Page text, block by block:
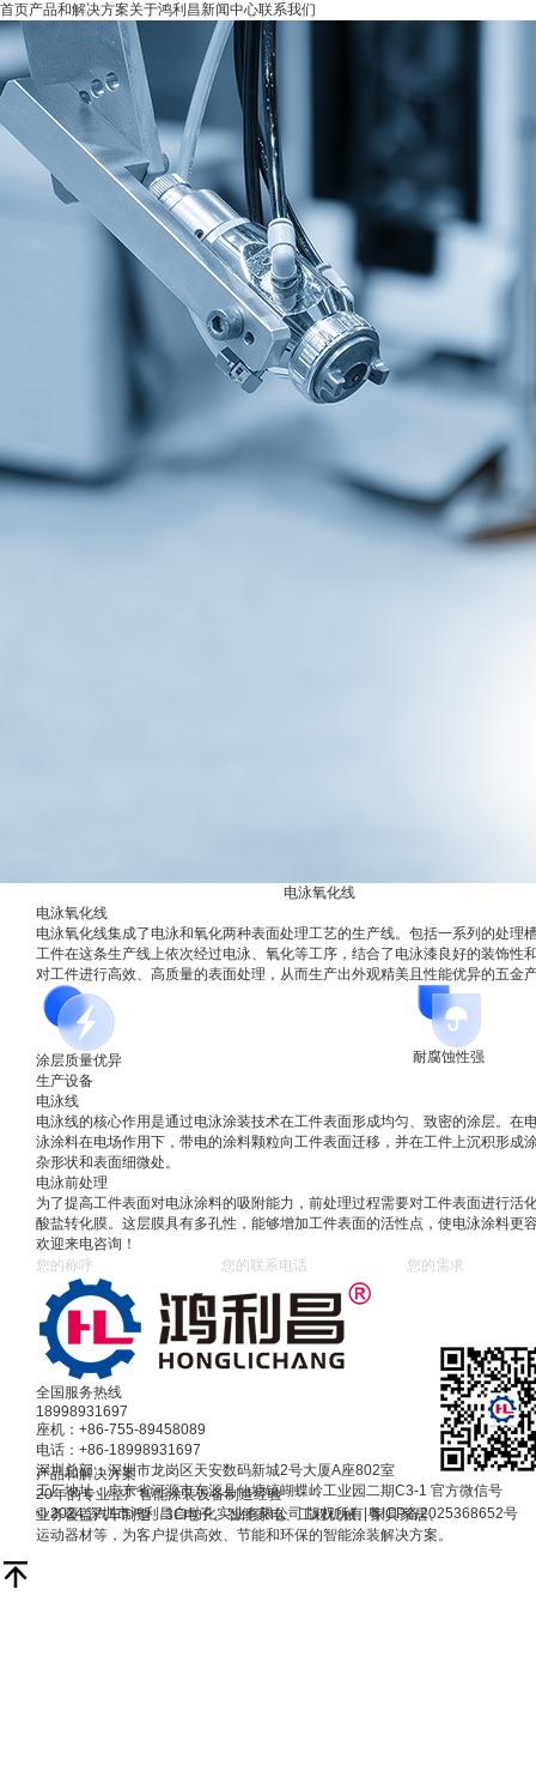
页
产线
自动喷粉生
产线
电泳氧化线
配套设备
昌
企业文化
发展历程
荣誉资质
闻
产品动
态
营
首页产品和解决方案关于鸿利昌新闻中心联系我们
产品和解决方案
关于鸿利昌
新闻中心
联系我们
产品和解决方案
20年的专业整厂智能涂装设备制造经验
业务覆盖汽车制造、3C电子、智能家电、工程机械、家具家居、
运动器材等，为客户提供高效、节能和环保的智能涂装解决方案。
电泳氧化线
电泳氧化线
电泳氧化线集成了电泳和氧化两种表面处理工艺的生产线。包括一系列的处理
工件在这条生产线上依次经过电泳、氧化等工序，结合了电泳漆良好的装饰性
对工件进行高效、高质量的表面处理，从而生产出外观精美且性能优异的五金
涂层质量优异
耐腐蚀性强
生产设备
电泳线
电泳线的核心作用是通过电泳涂装技术在工件表面形成均匀、致密的涂层。在
泳涂料在电场作用下，带电的涂料颗粒向工件表面迁移，并在工件上沉积形成
杂形状和表面细微处。
电泳前处理
为了提高工件表面对电泳涂料的吸附能力，前处理过程需要对工件表面进行活
酸盐转化膜。这层膜具有多孔性，能够增加工件表面的活性点，使电泳涂料更
欢迎来电咨询！
全国服务热线
18998931697
座机：+86-755-89458089
电话：+86-18998931697
深圳总部：深圳市龙岗区天安数码新城2号大厦A座802室
工厂地址：广东省河源市东源县仙塘镇蝴蝶岭工业园二期C3-1 官方微信号
© 2024 深圳市鸿利昌自动化实业有限公司 版权所有 粤ICP备2025368652号